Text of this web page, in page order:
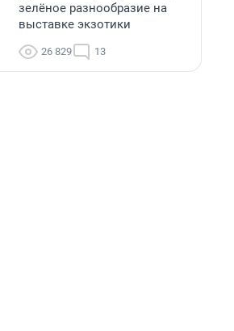
зелёное разнообразие на
выставке экзотики
26 829 13